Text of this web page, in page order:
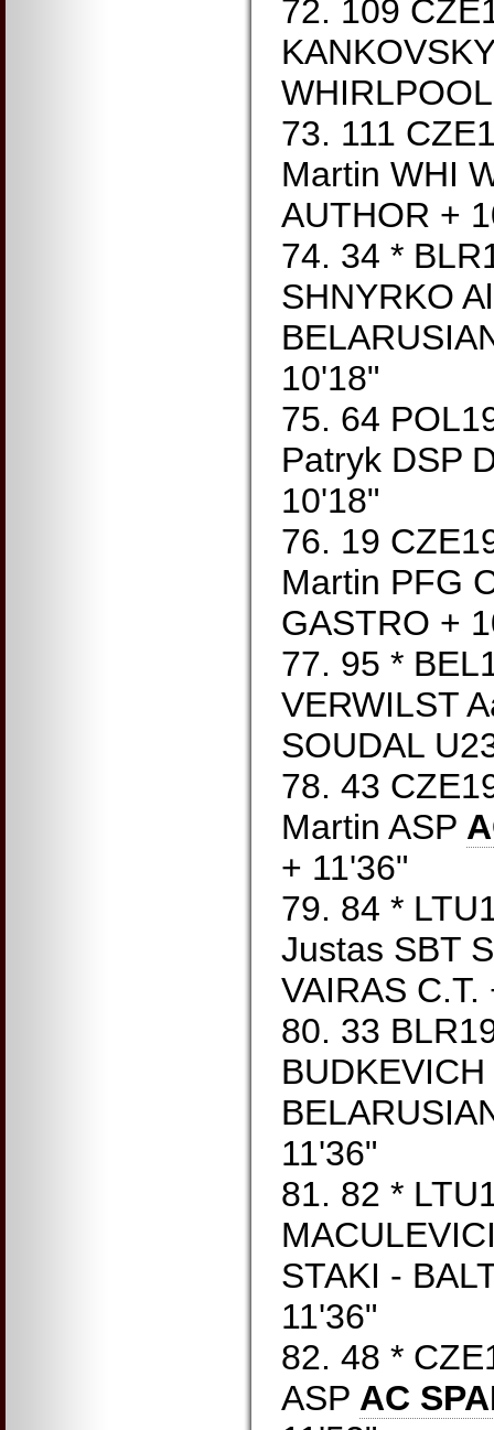
72. 109
73. 111
Martin WHI
AUTHOR +
74. 34 *
SHNYRKO
10'18"
75. 64
Patryk DSP
10'18"
76. 19
Martin PFG
GASTRO +
77. 95 *
VERWILST
SOUDAL
78. 43
Martin ASP
+ 11'36"
79. 84 *
Justas SBT
VAIRAS C.T.
80. 33
11'36"
81. 82 *
STAKI -
11'36"
82. 48 *
ASP AC